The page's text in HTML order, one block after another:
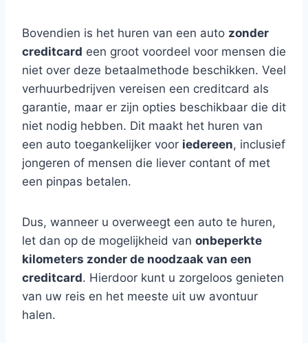
Bovendien is het huren van een auto zonder
creditcard een groot voordeel voor mensen die
niet over deze betaalmethode beschikken. Veel
verhuurbedrijven vereisen een creditcard als
garantie, maar er zijn opties beschikbaar die dit
niet nodig hebben. Dit maakt het huren van
een auto toegankelijker voor iedereen, inclusief
jongeren of mensen die liever contant of met
een pinpas betalen.
Dus, wanneer u overweegt een auto te huren,
let dan op de mogelijkheid van onbeperkte
kilometers zonder de noodzaak van een
creditcard. Hierdoor kunt u zorgeloos genieten
van uw reis en het meeste uit uw avontuur
halen.